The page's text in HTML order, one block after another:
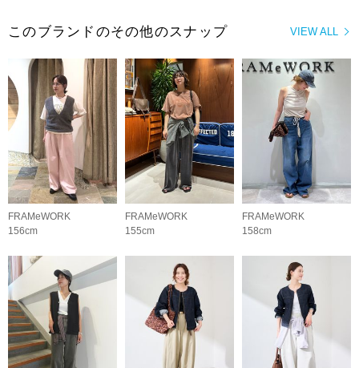
VIEW ALL
このブランドのその他のスナップ
FRAMeWORK
156cm
FRAMeWORK
155cm
FRAMeWORK
158cm